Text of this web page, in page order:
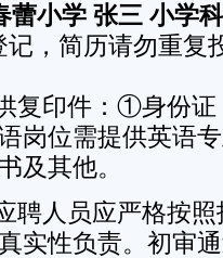
蕾小学 张三 小学科
，简历请勿重复
复印件：①身份
岗位需提供英语
及其他。
聘人员应严格按
实性负责。初审